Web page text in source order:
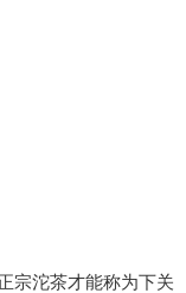
宗沱茶才能称为下关